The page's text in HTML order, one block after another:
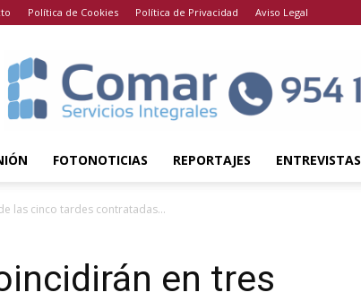
Política de Cookies Política de Privacidad Aviso Legal
FOTONOTICIAS REPORTAJES ENTREVISTAS
las cinco tardes contratadas...
en tres